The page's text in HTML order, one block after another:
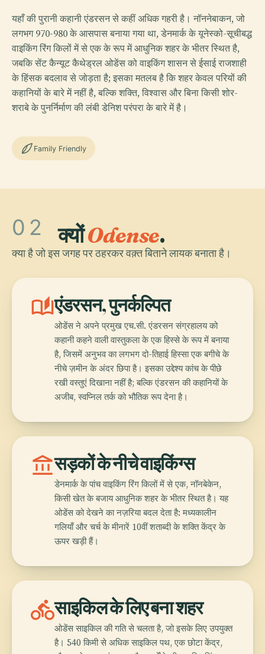
यहाँ की पुरानी कहानी एंडरसन से कहीं अधिक गहरी है। नॉननेबाकन, जो
लगभग 970-980 के आसपास बनाया गया था, डेनमार्क के यूनेस्को-सूचीबद्ध
वाइकिंग रिंग किलों में से एक के रूप में आधुनिक शहर के भीतर स्थित है,
जबकि सेंट कैन्यूट कैथेड्रल ओडेंस को वाइकिंग शासन से ईसाई राजशाही
के हिंसक बदलाव से जोड़ता है; इसका मतलब है कि शहर केवल परियों की
कहानियों के बारे में नहीं है, बल्कि शक्ति, विश्वास और बिना किसी शोर-
शराबे के पुनर्निर्माण की लंबी डेनिश परंपरा के बारे में है।
Family Friendly
02 क्योंOdense.
क्या है जो इस जगह पर ठहरकर वक़्त बिताने लायक बनाता है।
auto_storiesएंडरसन, पुनर्कल्पित
ओडेंस ने अपने प्रमुख एच.सी. एंडरसन संग्रहालय को
कहानी कहने वाली वास्तुकला के एक हिस्से के रूप में बनाया
है, जिसमें अनुभव का लगभग दो-तिहाई हिस्सा एक बगीचे के
नीचे ज़मीन के अंदर छिपा है। इसका उद्देश्य कांच के पीछे
रखी वस्तुएं दिखाना नहीं है; बल्कि एंडरसन की कहानियों के
अजीब, स्वप्निल तर्क को भौतिक रूप देना है।
account_balanceसड़कों के नीचे वाइकिंग्स
डेनमार्क के पांच वाइकिंग रिंग किलों में से एक, नॉनबेकेन,
किसी खेत के बजाय आधुनिक शहर के भीतर स्थित है। यह
ओडेंस को देखने का नज़रिया बदल देता है: मध्यकालीन
गलियाँ और चर्च के मीनारें 10वीं शताब्दी के शक्ति केंद्र के
ऊपर खड़ी हैं।
directions_bikeसाइकिल के लिए बना शहर
ओडेंस साइकिल की गति से चलता है, जो इसके लिए उपयुक्त
है। 540 किमी से अधिक साइकिल पथ, एक छोटा केंद्र,